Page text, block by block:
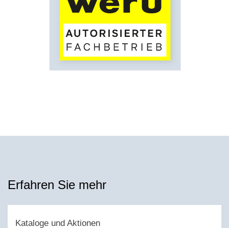
Erfahren Sie mehr
Kataloge und Aktionen